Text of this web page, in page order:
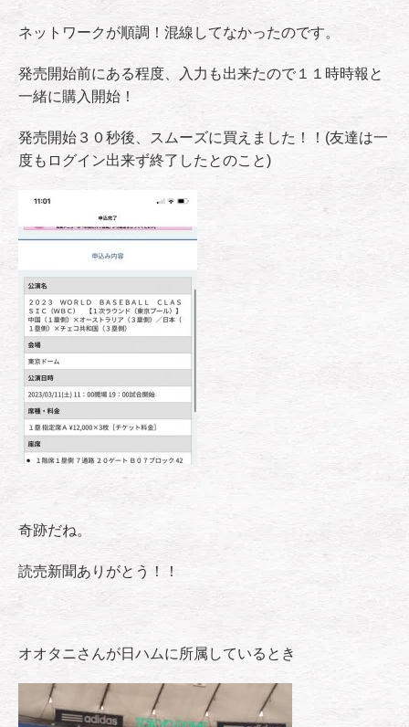
ネットワークが順調！混線してなかったのです。
発売開始前にある程度、入力も出来たので１１時時報と
一緒に購入開始！
発売開始３０秒後、スムーズに買えました！！(友達は一
度もログイン出来ず終了したとのこと)
奇跡だね。
読売新聞ありがとう！！
オオタニさんが日ハムに所属しているとき